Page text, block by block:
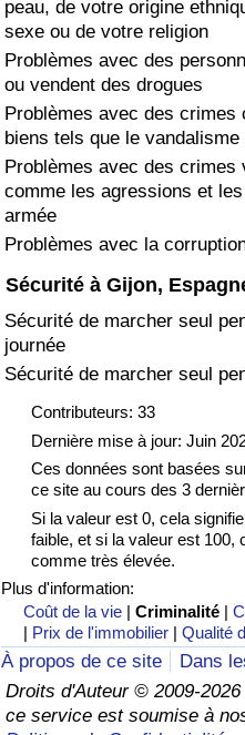
peau, de votre origine
sexe ou de votre religion
Problèmes avec des
ou vendent des drogues
Problèmes avec des crimes
biens tels que le vandalisme
Problèmes avec des crimes
comme les agressions et
armée
Problèmes avec la
Sécurité à Gijon,
Sécurité de marcher seul
journée
Sécurité de marcher seul
Contributeurs: 33
Dernière mise à jour: Juin
Ces données sont basées
ce site au cours des 3
Si la valeur est 0, cela
faible, et si la valeur est 100,
comme très élevée.
Plus d'information:
Coût de la vie |Criminalité |
| Prix de l'immobilier |Qualité
À propos de ce site
Dans
Droits d'Auteur © 2009-
ce service est soumise à
Pollution
Indice de Pollution (Actuel)
Indice de pollution
Indice de Pollution par
Trafic
Indice de Trafic
Indice de Trafic (Actuel)
Indice de Trafic par Pays